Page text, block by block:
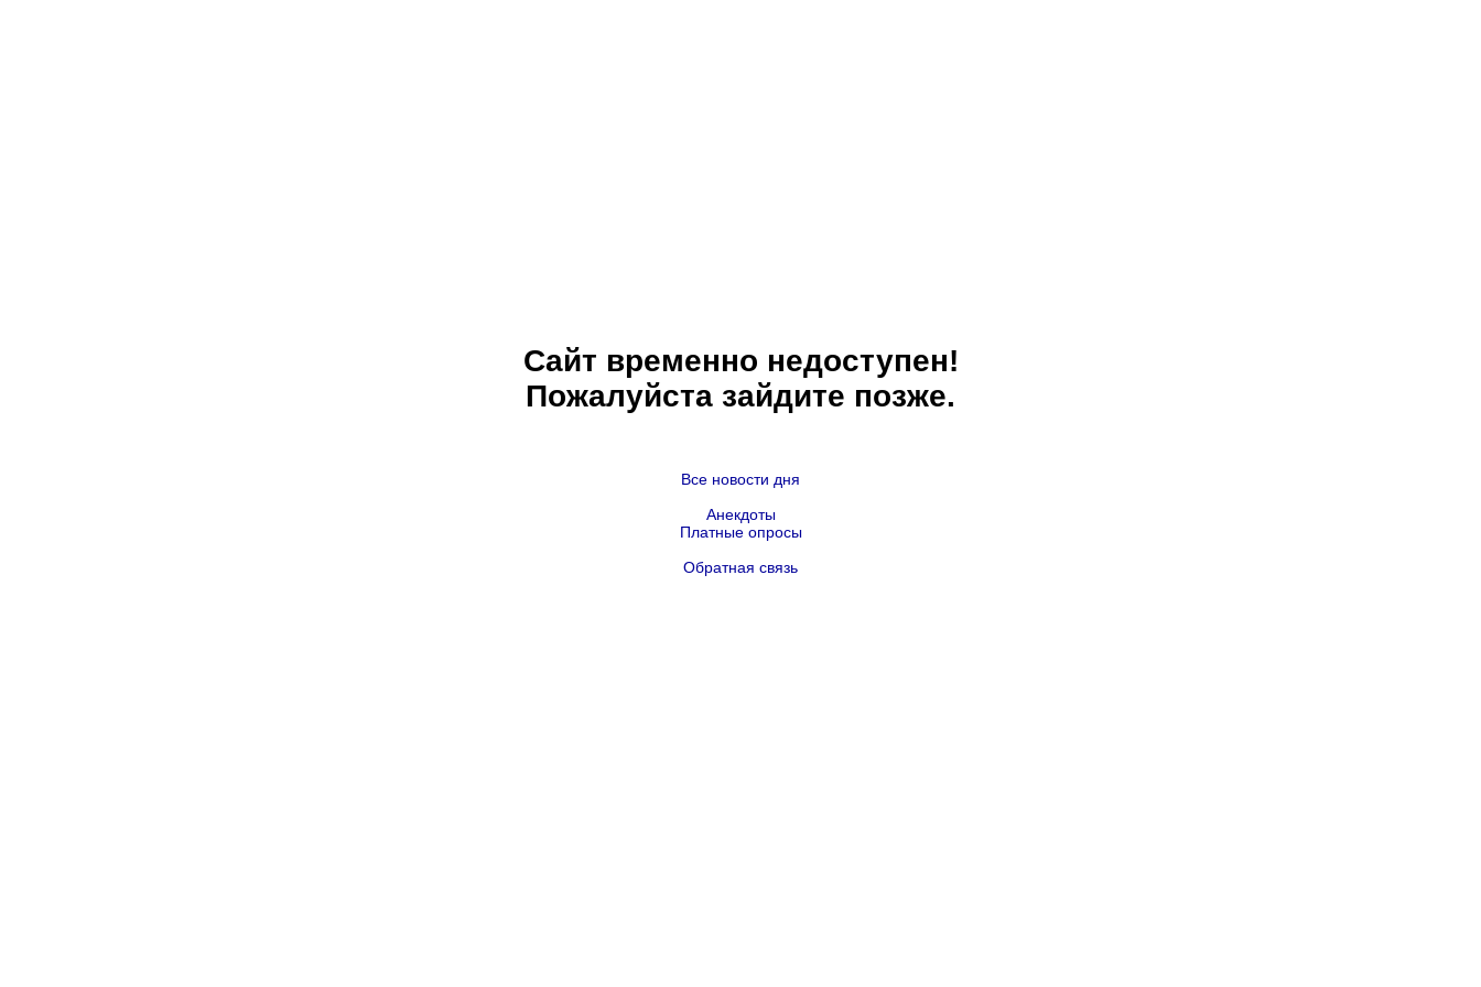
Сайт временно недоступен!
Пожалуйста зайдите позже.
Все новости дня
Анекдоты
Платные опросы
Обратная связь